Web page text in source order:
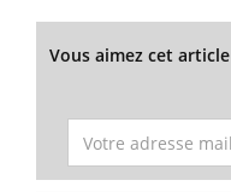
Vous aimez cet